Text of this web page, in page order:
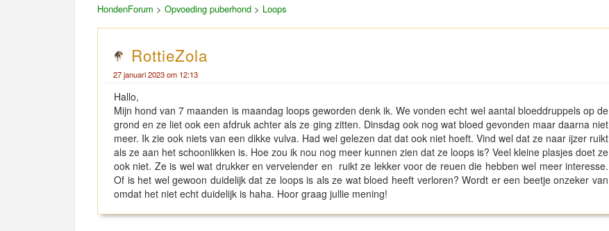
HondenForum > Opvoeding puberhond > Loops
RottieZola
27 januari 2023 om 12:13
Hallo,
Mijn hond van 7 maanden is maandag loops geworden denk ik. We vonden echt wel aantal bloeddruppels op de
grond en ze liet ook een afdruk achter als ze ging zitten. Dinsdag ook nog wat bloed gevonden maar daarna niet
meer. Ik zie ook niets van een dikke vulva. Had wel gelezen dat dat ook niet hoeft. Vind wel dat ze naar ijzer ruikt
als ze aan het schoonlikken is. Hoe zou ik nou nog meer kunnen zien dat ze loops is? Veel kleine plasjes doet ze
ook niet. Ze is wel wat drukker en vervelender en ruikt ze lekker voor de reuen die hebben wel meer interesse.
Of is het wel gewoon duidelijk dat ze loops is als ze wat bloed heeft verloren? Wordt er een beetje onzeker van
omdat het niet echt duidelijk is haha. Hoor graag jullie mening!